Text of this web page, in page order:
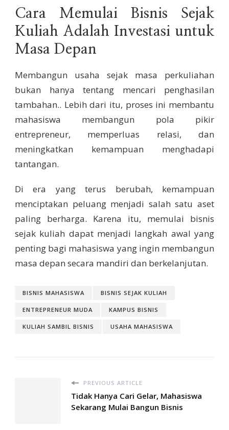
Cara Memulai Bisnis Sejak
Kuliah Adalah Investasi untuk
Masa Depan
Membangun usaha sejak masa perkuliahan
bukan hanya tentang mencari penghasilan
tambahan.. Lebih dari itu, proses ini membantu
mahasiswa membangun pola pikir
entrepreneur, memperluas relasi, dan
meningkatkan kemampuan menghadapi
tantangan.
Di era yang terus berubah, kemampuan
menciptakan peluang menjadi salah satu aset
paling berharga. Karena itu, memulai bisnis
sejak kuliah dapat menjadi langkah awal yang
penting bagi mahasiswa yang ingin membangun
masa depan secara mandiri dan berkelanjutan.
BISNIS MAHASISWA BISNIS SEJAK KULIAH
ENTREPRENEUR MUDA KAMPUS BISNIS
KULIAH SAMBIL BISNIS USAHA MAHASISWA
PREVIOUS ARTICLE
Tidak Hanya Cari Gelar, Mahasiswa
Sekarang Mulai Bangun Bisnis